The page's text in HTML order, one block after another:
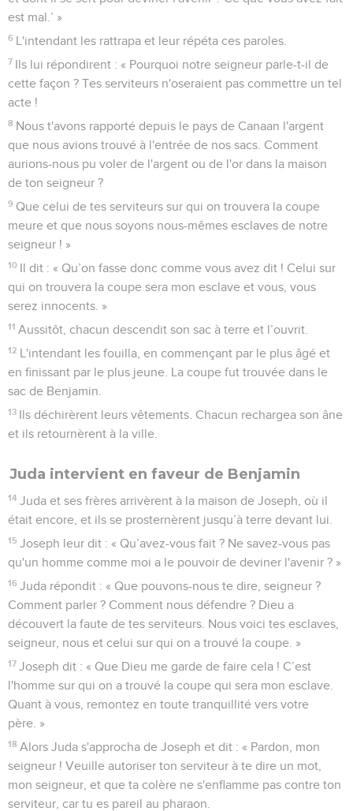
est mal.’ »
6 L'intendant les rattrapa et leur répéta ces paroles.
7 Ils lui répondirent : « Pourquoi notre seigneur parle-t-il de
cette façon ? Tes serviteurs n'oseraient pas commettre un tel
acte !
8 Nous t'avons rapporté depuis le pays de Canaan l'argent
que nous avions trouvé à l'entrée de nos sacs. Comment
aurions-nous pu voler de l'argent ou de l'or dans la maison
de ton seigneur ?
9 Que celui de tes serviteurs sur qui on trouvera la coupe
meure et que nous soyons nous-mêmes esclaves de notre
seigneur ! »
10 Il dit : « Qu’on fasse donc comme vous avez dit ! Celui sur
qui on trouvera la coupe sera mon esclave et vous, vous
serez innocents. »
11 Aussitôt, chacun descendit son sac à terre et l’ouvrit.
12 L'intendant les fouilla, en commençant par le plus âgé et
en finissant par le plus jeune. La coupe fut trouvée dans le
sac de Benjamin.
13 Ils déchirèrent leurs vêtements. Chacun rechargea son âne
et ils retournèrent à la ville.
Juda intervient en faveur de Benjamin
14 Juda et ses frères arrivèrent à la maison de Joseph, où il
était encore, et ils se prosternèrent jusqu’à terre devant lui.
15 Joseph leur dit : « Qu’avez-vous fait ? Ne savez-vous pas
qu'un homme comme moi a le pouvoir de deviner l'avenir ? »
16 Juda répondit : « Que pouvons-nous te dire, seigneur ?
Comment parler ? Comment nous défendre ? Dieu a
découvert la faute de tes serviteurs. Nous voici tes esclaves,
seigneur, nous et celui sur qui on a trouvé la coupe. »
17 Joseph dit : « Que Dieu me garde de faire cela ! C’est
l'homme sur qui on a trouvé la coupe qui sera mon esclave.
Quant à vous, remontez en toute tranquillité vers votre
père. »
18 Alors Juda s'approcha de Joseph et dit : « Pardon, mon
seigneur ! Veuille autoriser ton serviteur à te dire un mot,
mon seigneur, et que ta colère ne s'enflamme pas contre ton
serviteur, car tu es pareil au pharaon.